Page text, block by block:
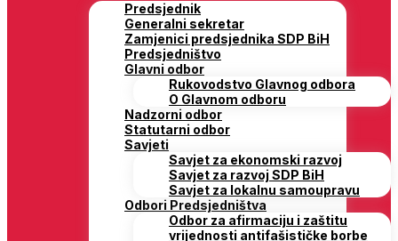
Predsjednik
Generalni sekretar
Zamjenici predsjednika SDP BiH
Predsjedništvo
Glavni odbor
Rukovodstvo Glavnog odbora
O Glavnom odboru
Nadzorni odbor
Statutarni odbor
Savjeti
Savjet za ekonomski razvoj
Savjet za razvoj SDP BiH
Savjet za lokalnu samoupravu
Odbori Predsjedništva
Odbor za afirmaciju i zaštitu
vrijednosti antifašističke borbe